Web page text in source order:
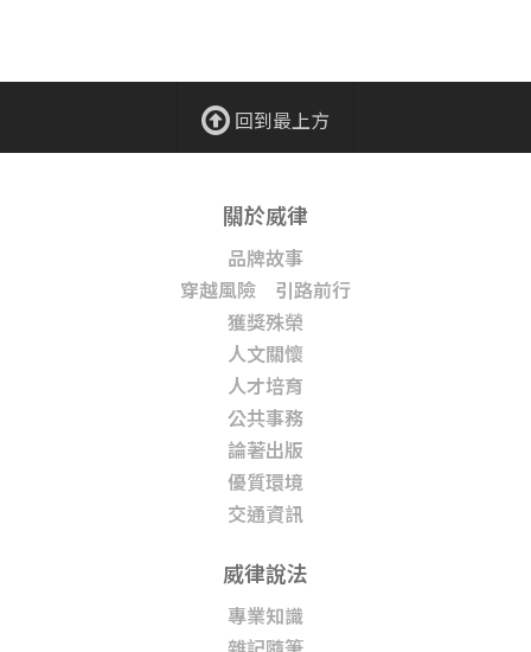
回到最上方
關於威律
品牌故事
穿越風險 引路前行
獲獎殊榮
人文關懷
人才培育
公共事務
論著出版
優質環境
交通資訊
威律說法
專業知識